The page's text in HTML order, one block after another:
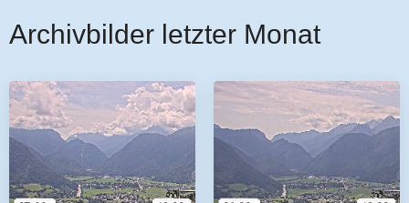
Archivbilder letzter Monat